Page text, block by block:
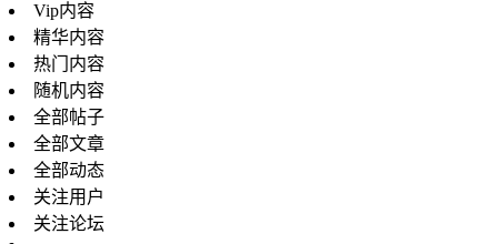
Vip内容
精华内容
热门内容
随机内容
全部帖子
全部文章
全部动态
关注用户
关注论坛